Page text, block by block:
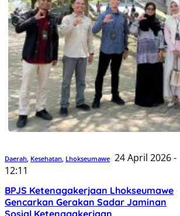
Daerah Kesehatan Lhokseumawe 24 April 2026 -
12:11
BPJS Ketenagakerjaan Lhokseumawe
Gencarkan Gerakan Sadar Jaminan